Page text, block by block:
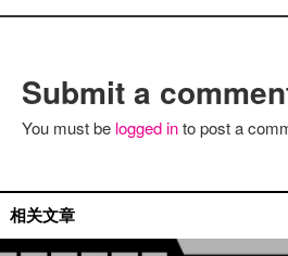
Submit a
You must be logged into post a
相关文章
艺人推荐